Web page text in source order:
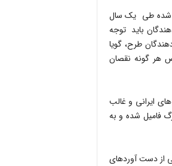
شده طی یک سال
باید توجه
طرح، گویا
هر گونه نقصان
ایرانی و غالب
فامیل شده و به
از دست آوردهای